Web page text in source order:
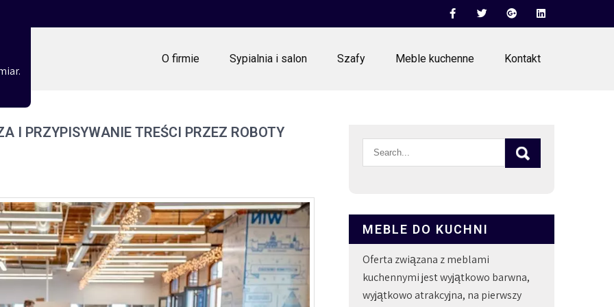
O firmie Sypialnia i salon Szafy Meble kuchenne Kontakt
I PRZYPISYWANIE TREŚCI PRZEZ ROBOTY
MEBLE DO KUCHNI
Oferta związana z meblami
kuchennymi jest wyjątkowo barwna,
wyjątkowo atrakcyjna, na pierwszy